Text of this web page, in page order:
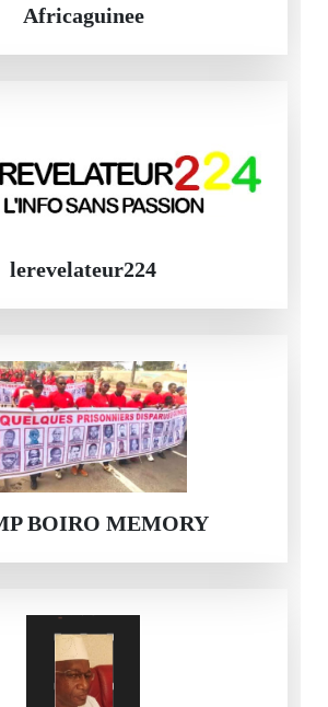
Africaguinee
lerevelateur224
BOIRO MEMORY